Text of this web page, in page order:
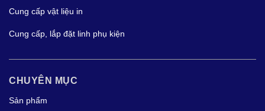
Cung cấp vật liệu in
Cung cấp, lắp đặt linh phụ kiện
CHUYÊN MỤC
Sản phẩm